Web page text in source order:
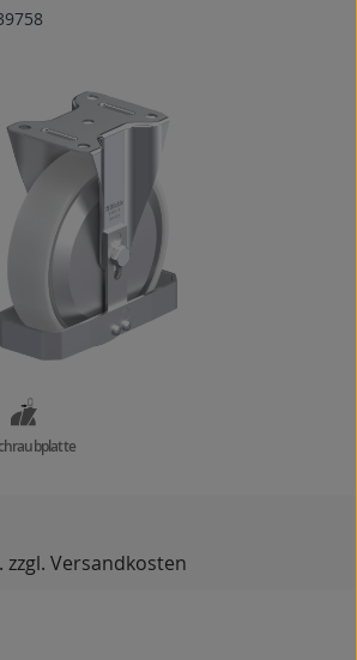
zzgl. Versandkosten